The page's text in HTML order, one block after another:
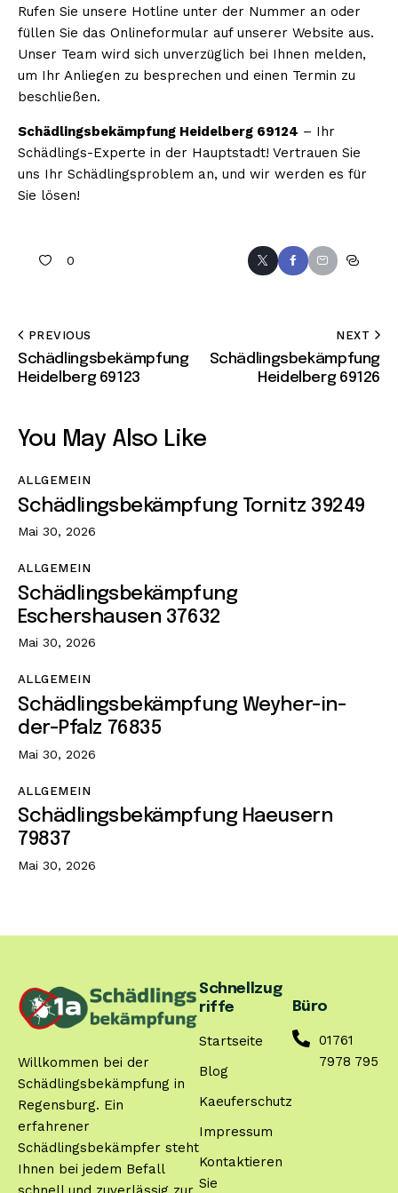
Rufen Sie unsere Hotline unter der Nummer an oder
füllen Sie das Onlineformular auf unserer Website aus.
Unser Team wird sich unverzüglich bei Ihnen melden,
um Ihr Anliegen zu besprechen und einen Termin zu
beschließen.
Schädlingsbekämpfung Heidelberg 69124 – Ihr
Schädlings-Experte in der Hauptstadt! Vertrauen Sie
uns Ihr Schädlingsproblem an, und wir werden es für
Sie lösen!
0
PREVIOUS
Schädlingsbekämpfung
Heidelberg 69123
NEXT
Schädlingsbekämpfung
Heidelberg 69126
You May Also Like
ALLGEMEIN
Schädlingsbekämpfung Tornitz 39249
Mai 30, 2026
ALLGEMEIN
Schädlingsbekämpfung
Eschershausen 37632
Mai 30, 2026
ALLGEMEIN
Schädlingsbekämpfung Weyher-in-
der-Pfalz 76835
Mai 30, 2026
ALLGEMEIN
Schädlingsbekämpfung Haeusern
79837
Mai 30, 2026
Willkommen bei der
Schädlingsbekämpfung in
Regensburg. Ein
erfahrener
Schädlingsbekämpfer steht
Ihnen bei jedem Befall
Schnellzug
riffe
Startseite
Blog
Kaeuferschutz
Impressum
Kontaktieren
Sie
Büro
01761
7978 795